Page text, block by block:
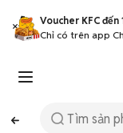
Voucher KFC đến
Chỉ có trên app